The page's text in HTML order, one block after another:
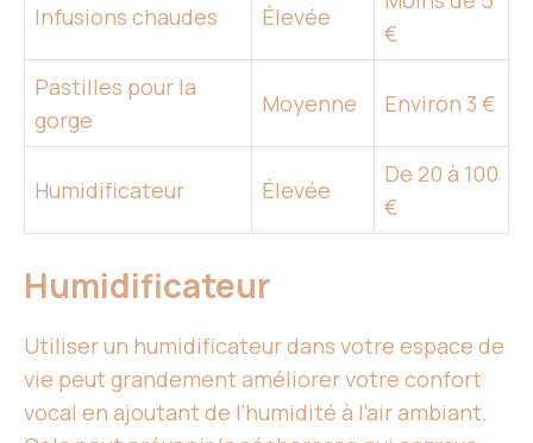
Infusions chaudes Élevée
€
Pastilles pour la
gorge
Moyenne Environ 3 €
Humidificateur Élevée
De 20 à 100
€
Humidificateur
Utiliser un humidificateur dans votre espace de
vie peut grandement améliorer votre confort
vocal en ajoutant de l’humidité à l’air ambiant.